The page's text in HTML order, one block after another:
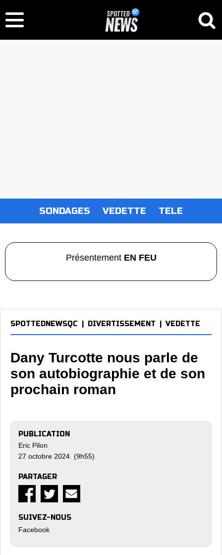
SONDAGES VEDETTE TELE
Présentement EN FEU
SPOTTEDNEWSQC DIVERTISSEMENT VEDETTE
Dany Turcotte nous parle de
son autobiographie et de son
prochain roman
PUBLICATION
Eric Pilon
27 octobre 2024 (9h55)
PARTAGER
SUIVEZ-NOUS
Facebook